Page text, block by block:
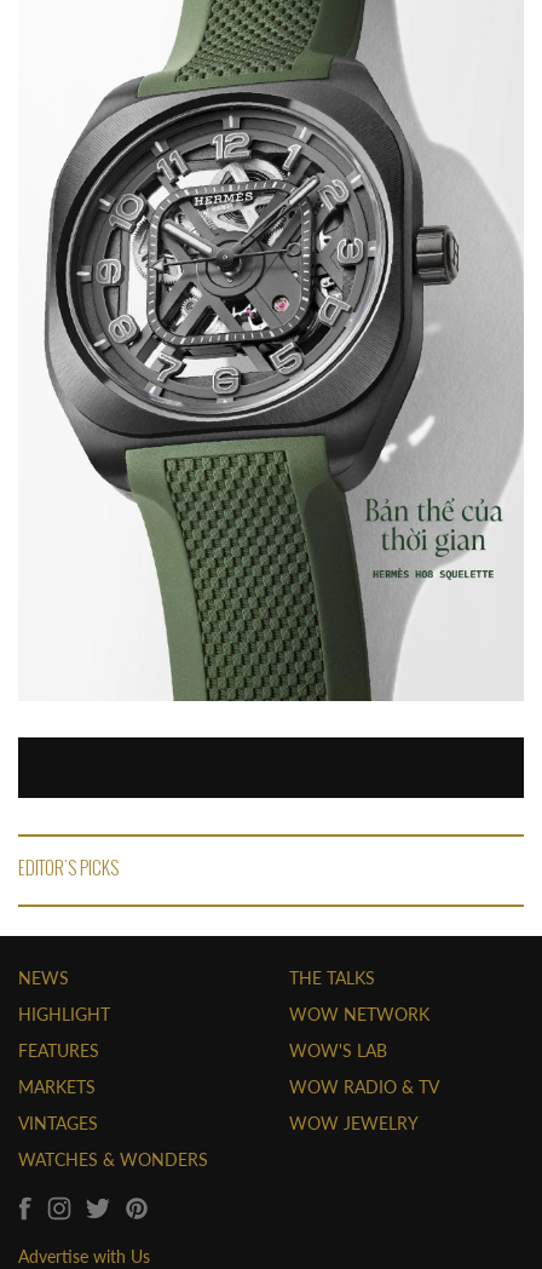
EDITOR'S PICKS
NEWS
HIGHLIGHT
FEATURES
MARKETS
VINTAGES
WATCHES & WONDERS
THE TALKS
WOW NETWORK
WOW'S LAB
WOW RADIO & TV
WOW JEWELRY
Advertise with Us